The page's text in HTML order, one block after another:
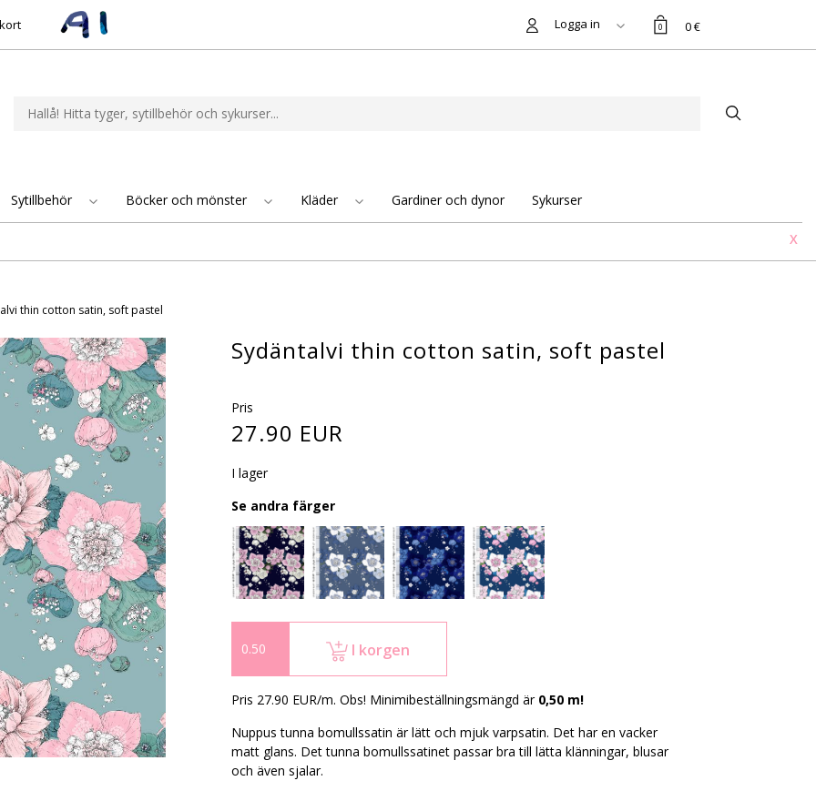
Logga in 0 0 €
Sytillbehör Böcker och mönster Kläder Gardiner och dynor Sykurser
X
thin cotton satin, soft pastel
Sydäntalvi thin cotton satin, soft pastel
Pris
27.90 EUR
I lager
Se andra färger
I korgen
Pris 27.90 EUR/m. Obs! Minimibeställningsmängd är 0,50 m!
Nuppus tunna bomullssatin är lätt och mjuk varpsatin. Det har en vacker
matt glans. Det tunna bomullssatinet passar bra till lätta klänningar, blusar
och även sjalar.